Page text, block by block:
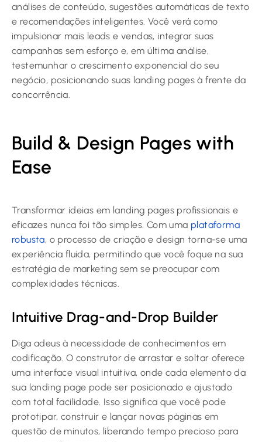
análises de conteúdo, sugestões automáticas de texto
e recomendações inteligentes. Você verá como
impulsionar mais leads e vendas, integrar suas
campanhas sem esforço e, em última análise,
testemunhar o crescimento exponencial do seu
negócio, posicionando suas landing pages à frente da
concorrência.
Build & Design Pages with
Ease
Transformar ideias em landing pages profissionais e
eficazes nunca foi tão simples. Com uma plataforma
robusta, o processo de criação e design torna-se uma
experiência fluida, permitindo que você foque na sua
estratégia de marketing sem se preocupar com
complexidades técnicas.
Intuitive Drag-and-Drop Builder
Diga adeus à necessidade de conhecimentos em
codificação. O construtor de arrastar e soltar oferece
uma interface visual intuitiva, onde cada elemento da
sua landing page pode ser posicionado e ajustado
com total facilidade. Isso significa que você pode
prototipar, construir e lançar novas páginas em
questão de minutos, liberando tempo precioso para